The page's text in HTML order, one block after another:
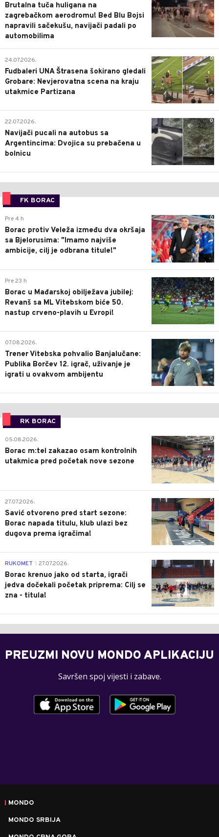
Brutalna tuča huligana na
zagrebačkom aerodromu! Bed Blu Bojsi
napravili sačekušu, navijači padali po
automobilima
0
24.07.2026.
Fudbaleri UNA Štrasena šokirano gledali
Grobare: Nevjerovatna scena na kraju
utakmice Partizana
0
22.07.2026.
Navijači pucali na autobus sa
Argentincima: Dvojica su prebačena u
bolnicu
FK BORAC
0
Pre 4 h
Borac protiv Veleža između dva okršaja
sa Bjelorusima: "Imamo najviše
ambicije, cilj je odbrana titule!"
0
Pre 23 h
Borac u Mađarskoj obilježava jubilej:
Revanš sa ML Vitebskom biće 50.
nastup crveno-plavih u Evropi!
0
07.08.2026.
Trener Vitebska pohvalio Banjalučane:
Publika Borčev 12. igrač, uživanje je
igrati u ovakvom ambijentu
RK BORAC
0
05.08.2026.
Borac m:tel zakazao osam kontrolnih
utakmica pred početak nove sezone
0
27.07.2026.
Savić otvoreno pred start sezone:
Borac napada titulu, klub ulazi bez
dugova prema igračima!
0
RUKOMET 27.07.2026.
Borac krenuo jako od starta, igrači
jedva dočekali početak priprema: Cilj se
zna - titula!
PREUZMI NOVU MONDO APLIKACIJU
Savršen spoj vijesti i zabave.
MONDO
MONDO SRBIJA